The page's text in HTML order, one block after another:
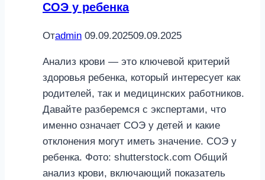
СОЭ у ребенка
Отadmin 09.09.202509.09.2025
Анализ крови — это ключевой критерий
здоровья ребенка, который интересует как
родителей, так и медицинских работников.
Давайте разберемся с экспертами, что
именно означает СОЭ у детей и какие
отклонения могут иметь значение. СОЭ у
ребенка. Фото: shutterstock.com Общий
анализ крови, включающий показатель